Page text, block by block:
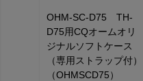
OHM-SC-D75 TH-
D75用CQオームオリ
ジナルソフトケース
（専用ストラップ付）
（OHMSCD75）